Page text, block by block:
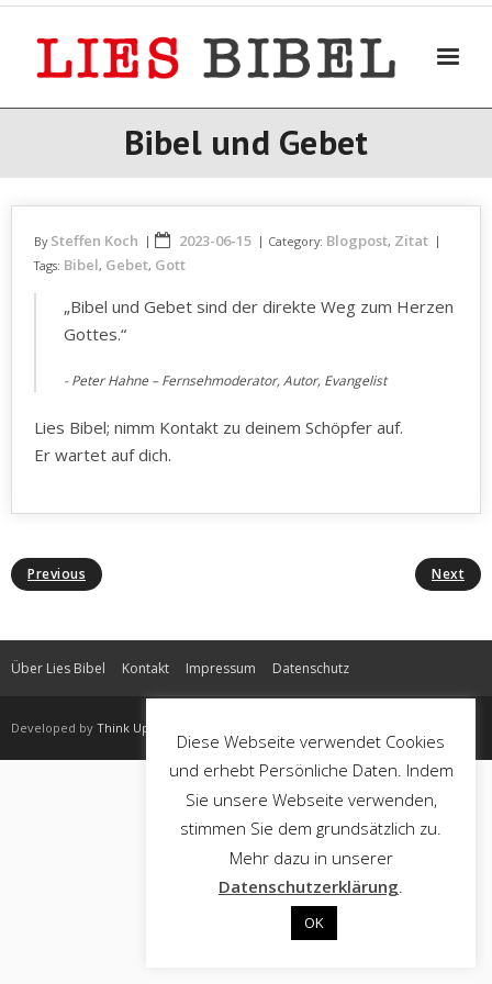
Skip
Bibel und Gebet
By Steffen Koch 2023-06-15 Category: Blogpost, Zitat
Tags: Bibel, Gebet, Gott
„Bibel und Gebet sind der direkte Weg zum Herzen
Gottes.“
Peter Hahne – Fernsehmoderator, Autor, Evangelist
Lies Bibel; nimm Kontakt zu deinem Schöpfer auf.
Er wartet auf dich.
Previous Next
Über Lies Bibel Kontakt Impressum Datenschutz
Developed by Think Up Themes Ltd
Diese Webseite verwendet Cookies
und erhebt Persönliche Daten. Indem
Sie unsere Webseite verwenden,
stimmen Sie dem grundsätzlich zu.
Mehr dazu in unserer
Datenschutzerklärung.
OK